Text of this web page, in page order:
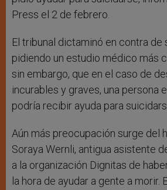
Press el 2 de febrero.
El tribunal dictaminó en contra de
pidiendo un estudio médico más
sin embargo, que en el caso de
incurables y graves, una persona
podría recibir ayuda para
Aún más preocupación surge del
Soraya Wernli, antigua asistente
a la organización Dignitas de
la hora de ayudar a gente a morir.